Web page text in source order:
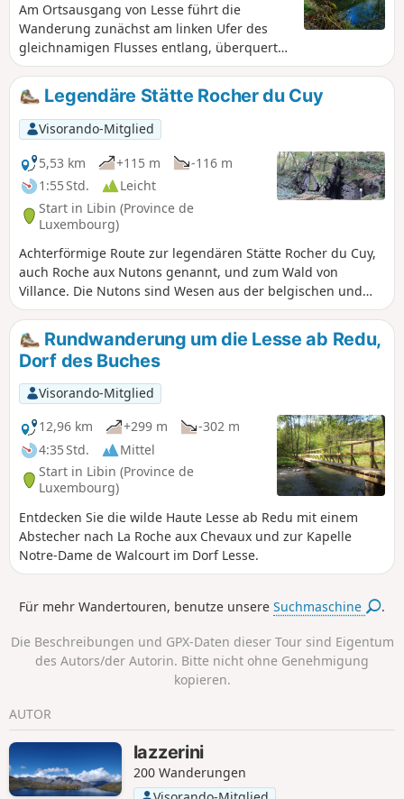
Am Ortsausgang von Lesse führt die
Wanderung zunächst am linken Ufer des
gleichnamigen Flusses entlang, überquert
ihn auf Höhe der Moulin de Molhan und
verläuft dann am rechten Ufer weiter in
Richtung Villance.Kurz nach Kilometer 4
biegt die Strecke nach Süden in Richtung
Pont de la Justice ab, um anschließend das
Zentrum von Maissin zu erreichen. Am
Ortsausgang von Maissin führt die
Wanderung direkt ins Grüne, bevor sie den
Wald erreicht und langsam hinunter zur Our
führt, der man fast bis zu ihrem
Zusammenfluss mit der Lesse folgt. Keine
Schwierigkeiten, abgesehen von etwas
Schlamm hier und da.
Legendäre Stätte Rocher du Cuy
Visorando-Mitglied
5,53 km
+115 m
-116 m
1:55 Std.
Leicht
Start in Libin (Province de
Luxembourg)
Achterförmige Route zur legendären Stätte Rocher du Cuy,
auch Roche aux Nutons genannt, und zum Wald von
Villance. Die Nutons sind Wesen aus der belgischen und
ardennischen Folklore, die oft als kleine, geschickte Wesen
beschrieben werden, die in Höhlen und in der Nähe von
Wasserläufen leben.
Rundwanderung um die Lesse ab Redu,
Dorf des Buches
Visorando-Mitglied
12,96 km
+299 m
-302 m
4:35 Std.
Mittel
Start in Libin (Province de
Luxembourg)
Entdecken Sie die wilde Haute Lesse ab Redu mit einem
Abstecher nach La Roche aux Chevaux und zur Kapelle
Notre-Dame de Walcourt im Dorf Lesse.
Für mehr Wandertouren, benutze unsereSuchmaschine .
Die Beschreibungen und GPX-Daten dieser Tour sind Eigentum
des Autors/der Autorin. Bitte nicht ohne Genehmigung
kopieren.
AUTOR
lazzerini
200 Wanderungen